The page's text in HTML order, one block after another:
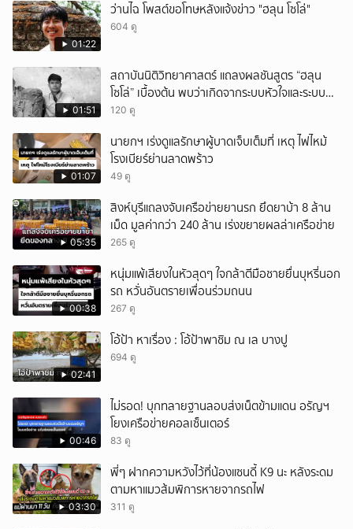
01:22
ว่านไฉ โพสต์ขอโทษหลังแจ้งข่าว "ฮลุน โซโล่"
604 ดู
01:51
สถาบันนิติวิทยาศาสตร์ แถลงผลชันสูตร “ฮลุน
โซโล่” เบื้องต้น พบว่าเกิดจากระบบหัวใจและระบบ
ไหลเวียนโลหิตล้มเหลว
120 ดู
01:07
นายกฯ เร่งดูแลรักษาผู้บาดเจ็บเต็มที่ เหตุ ไฟไหม้
โรงเบียร์ย่านลาดพร้าว
49 ดู
05:35
สิงห์บุรีแถลงจับเครือข่ายยานรก ยึดยาบ้า 8 ล้าน
เม็ด มูลค่ากว่า 240 ล้าน เร่งขยายผลล่าเครือข่าย
265 ดู
00:38
หนุ่มแพ้เสียงในหัวสุดๆ ใจกล้าตีมือชายยื่นบุหรี่นอก
รถ หวั่นอันตรายเพื่อนร่วมถนน
267 ดู
02:41
โอ้ป้า หาเรื่อง : โอ้ป้าพาชิม ณ เล บางปู
694 ดู
00:46
ไม่รอด! บุกทลายฐานลอบส่งเน็ตข้ามแดน อรัญฯ
โยงเครือข่ายคอลเซ็นเตอร์
83 ดู
03:30
พี่ๆ ฝากความหวังไว้ที่น้องแซนดี้ K9 นะ หลังระดม
ตามหาแมวส้มพิการหายจากรถไฟ
311 ดู